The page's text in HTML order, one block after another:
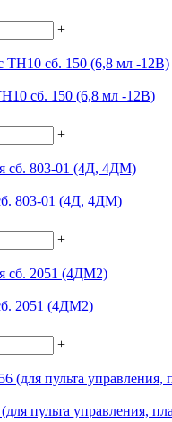
+
сб. 150 (6,8 мл -12В)
+
803-01 (4Д, 4ДМ)
+
2051 (4ДМ2)
+
пульта управления,